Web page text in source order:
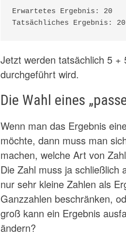
Erwartetes Ergebnis: 20
Tatsächliches Ergebnis: 20
Jetzt werden tatsächlich 5
durchgeführt wird.
Die Wahl eines
Wenn man das Ergebnis
möchte, dann muss man
machen, welche Art von
Die Zahl muss ja schließlich
nur sehr kleine Zahlen als
Ganzzahlen beschränken,
groß kann ein Ergebnis
ändern?